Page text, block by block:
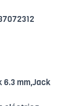
6.3 mm,Jack